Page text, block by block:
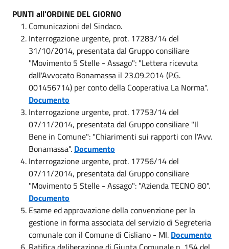
PUNTI all'ORDINE DEL GIORNO
Comunicazioni del Sindaco.
Interrogazione urgente, prot. 17283/14 del
31/10/2014, presentata dal Gruppo consiliare
"Movimento 5 Stelle - Assago": "Lettera ricevuta
dall'Avvocato Bonamassa il 23.09.2014 (P.G.
001456714) per conto della Cooperativa La Norma".
Documento
Interrogazione urgente, prot. 17753/14 del
07/11/2014, presentata dal Gruppo consiliare "Il
Bene in Comune": "Chiarimenti sui rapporti con l'Avv.
Bonamassa". Documento
Interrogazione urgente, prot. 17756/14 del
07/11/2014, presentata dal Gruppo consiliare
"Movimento 5 Stelle - Assago": "Azienda TECNO 80".
Documento
Esame ed approvazione della convenzione per la
gestione in forma associata del servizio di Segreteria
comunale con il Comune di Cisliano - MI. Documento